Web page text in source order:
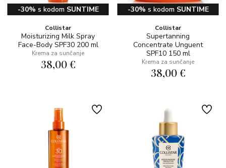
-30% s kodom SUNTIME
Collistar
Moisturizing Milk Spray
Face-Body SPF30 200 ml
Krema za sunčanje
38,00 €
-30% s kodom SUNTIME
Collistar
Supertanning
Concentrate Unguent
SPF10 150 ml
Krema za sunčanje
38,00 €